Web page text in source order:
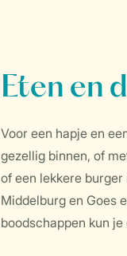
Eten en
Voor een hapje en
gezellig binnen, of
of een lekkere
Middelburg en Goes
boodschappen kun